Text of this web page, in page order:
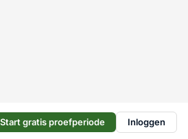
Start gratis proefperiode Inloggen